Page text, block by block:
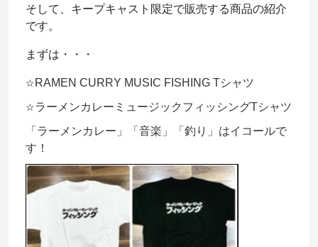
そして、キープキャスト限定で販売する商品の紹介
です。
まずは・・・
☆RAMEN CURRY MUSIC FISHING Tシャツ
☆ラーメンカレーミュージックフィッシングTシャツ
「ラーメンカレー」「音楽」「釣り」はイコールで
す！